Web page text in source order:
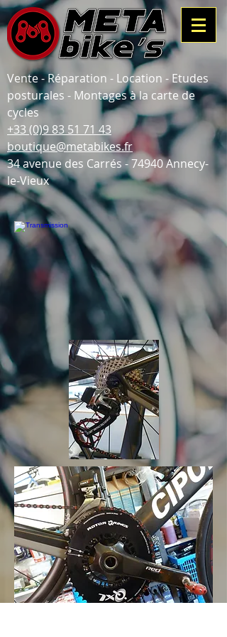
Vente - Réparation - Location - Etudes
posturales - Montages à la carte de
cycles
+33 (0)9 83 51 71 43
boutique@metabikes.fr
34 avenue des Carrés - 74940 Annecy-
le-Vieux